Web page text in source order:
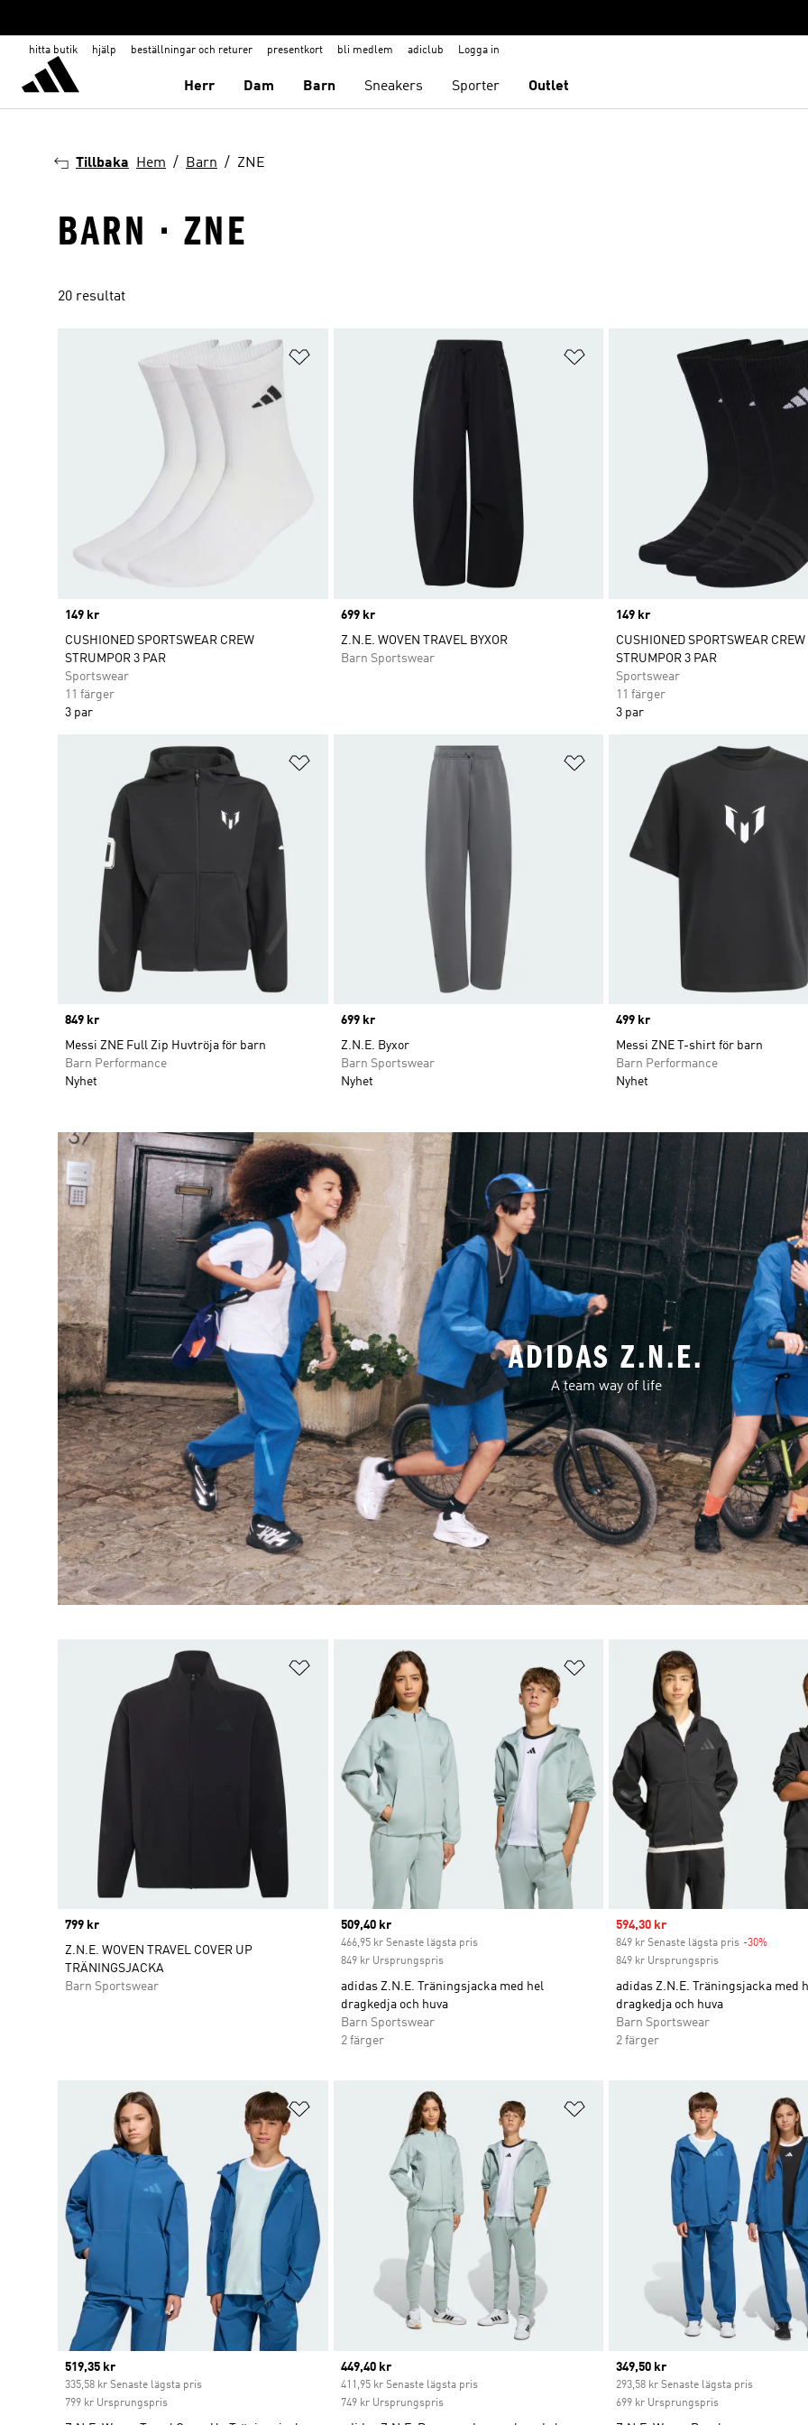
hitta butik hjälp beställningar och returer presentkort bli medlem adiclub Logga in
Herr Dam Barn Sneakers Sporter Outlet
Tillbaka Hem Barn ZNE
BARN · ZNE
20 resultat
Lägg till på önskelistan
Price
149 kr
CUSHIONED SPORTSWEAR CREW
STRUMPOR 3 PAR
Sportswear
11 färger
3 par
Lägg till på önskelistan
Price
699 kr
Z.N.E. WOVEN TRAVEL BYXOR
Barn Sportswear
Price
149 kr
CUSHIONED SPORTSWEAR CREW
STRUMPOR 3 PAR
Sportswear
11 färger
3 par
Lägg till på önskelistan
Price
849 kr
Messi ZNE Full Zip Huvtröja för barn
Barn Performance
Nyhet
Lägg till på önskelistan
Price
699 kr
Z.N.E. Byxor
Barn Sportswear
Nyhet
Price
499 kr
Messi ZNE T-shirt för barn
Barn Performance
Nyhet
Lägg till på önskelistan
Price
799 kr
Z.N.E. WOVEN TRAVEL COVER UP
TRÄNINGSJACKA
Barn Sportswear
Lägg till på önskelistan
Current price
509,40 kr
466,95 kr Senaste lägsta pris
849 kr Ursprungspris
adidas Z.N.E. Träningsjacka med hel
dragkedja och huva
Barn Sportswear
2 färger
Sale price
594,30 kr
849 kr Senaste lägsta pris -30%
849 kr Ursprungspris
adidas Z.N.E. Träningsjacka med
dragkedja och huva
Barn Sportswear
2 färger
Lägg till på önskelistan
Current price
519,35 kr
335,58 kr Senaste lägsta pris
799 kr Ursprungspris
Lägg till på önskelistan
Current price
449,40 kr
411,95 kr Senaste lägsta pris
749 kr Ursprungspris
Current price
349,50 kr
293,58 kr Senaste lägsta pris
699 kr Ursprungspris
ADIDAS Z.N.E.
A team way of life